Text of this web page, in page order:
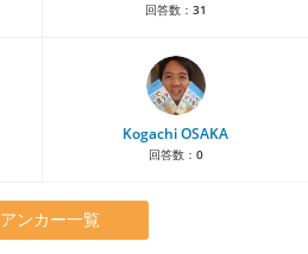
回答数： 31
Kogachi OSAKA
回答数： 0
アンカー一覧